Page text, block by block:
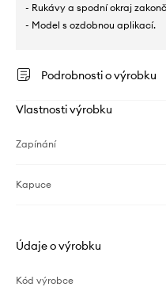
- Rukávy a spodní okraj
- Model s ozdobnou aplikací.
Podrobnosti o výrobku
Vlastnosti výrobku
Zapínání
Kapuce
Údaje o výrobku
Kód výrobce